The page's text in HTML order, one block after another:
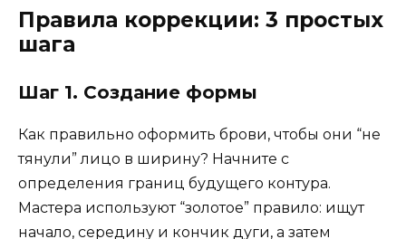
Правила коррекции: 3 простых
шага
Шаг 1. Создание формы
Как правильно оформить брови, чтобы они “не
тянули” лицо в ширину? Начните с
определения границ будущего контура.
Мастера используют “золотое” правило: ищут
начало, середину и кончик дуги, а затем